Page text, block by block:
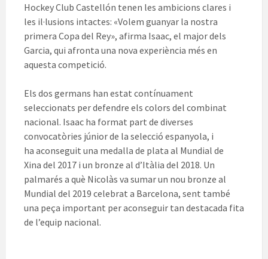
HockeyClub Castellón tenen les ambicions clares i
les il·lusions intactes: «Volem guanyar la nostra
primera Copa del Rey», afirma Isaac, el major dels
Garcia, qui afronta una nova experiència més en
aquesta competició.
Els dos germans han estat contínuament
seleccionats per defendre els colors del combinat
nacional. Isaac ha format part de diverses
convocatòries júnior de la selecció espanyola, i
ha aconseguit una medalla de plata al Mundial de
Xina del 2017 i un bronze al d’Itàlia del 2018. Un
palmarés a què Nicolàs va sumar un nou bronze al
Mundial del 2019 celebrat a Barcelona, sent també
una peça important per aconseguir tan destacada fita
de l’equip nacional.